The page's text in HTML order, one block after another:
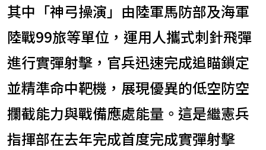
其中「神弓操演」由陸軍馬防部及海軍
陸戰99旅等單位，運用人攜式刺針飛彈
進行實彈射擊，官兵迅速完成追瞄鎖定
並精準命中靶機，展現優異的低空防空
攔截能力與戰備應處能量。這是繼憲兵
指揮部在去年完成首度完成實彈射擊